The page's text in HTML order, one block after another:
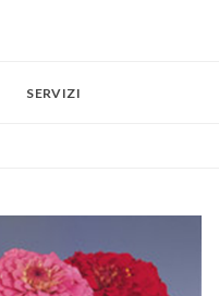
SERVIZI